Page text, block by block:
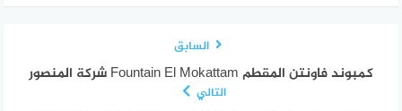
السابق
كمبوند فاونتن المقطم Fountain El Mokattam شركة المنصور
التالي